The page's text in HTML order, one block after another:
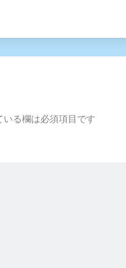
いる欄は必須項目です